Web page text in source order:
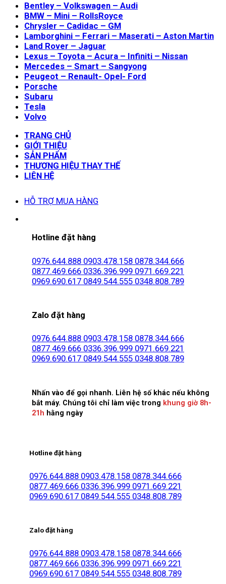
Bentley – Volkswagen – Audi
BMW – Mini – RollsRoyce
Chrysler – Cadidac – GM
Lamborghini – Ferrari – Maserati – Aston Martin
Land Rover – Jaguar
Lexus – Toyota – Acura – Infiniti – Nissan
Mercedes – Smart – Sangyong
Peugeot – Renault- Opel- Ford
Porsche
Subaru
Tesla
Volvo
TRANG CHỦ
GIỚI THIỆU
SẢN PHẨM
THƯƠNG HIỆU THAY THẾ
LIÊN HỆ
HỖ TRỢ MUA HÀNG
Hotline đặt hàng
0976.644.888 0903.478.158 0878.344.666
0877.469.666 0336.396.999 0971.669.221
0969.690.617 0849.544.555 0348.808.789
Zalo đặt hàng
0976.644.888 0903.478.158 0878.344.666
0877.469.666 0336.396.999 0971.669.221
0969.690.617 0849.544.555 0348.808.789
Nhấn vào để gọi nhanh. Liên hệ số khác nếu không
bắt máy. Chúng tôi chỉ làm việc trong khung giờ 8h-
21h hằng ngày
Hotline đặt hàng
0976.644.888 0903.478.158 0878.344.666
0877.469.666 0336.396.999 0971.669.221
0969.690.617 0849.544.555 0348.808.789
Zalo đặt hàng
0976.644.888 0903.478.158 0878.344.666
0877.469.666 0336.396.999 0971.669.221
0969.690.617 0849.544.555 0348.808.789